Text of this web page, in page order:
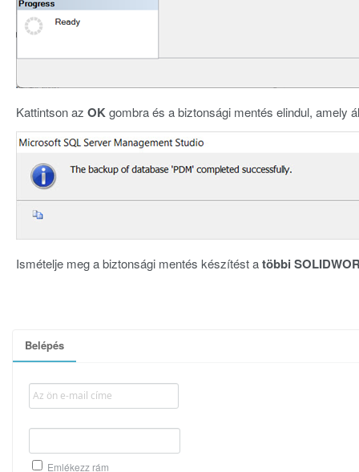
Belépés
Emlékezz rám
Kattintson az OKgombra és a biztonsági mentés elindul, amely
Ismételje meg a biztonsági mentés készítést atöbbi